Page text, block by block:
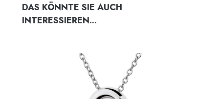
Produktgalerie überspringen
DAS KÖNNTE SIE AUCH
INTERESSIEREN...